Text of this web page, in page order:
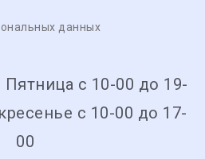
данных
с 10-00 до 19-
с 10-00 до 17-
00